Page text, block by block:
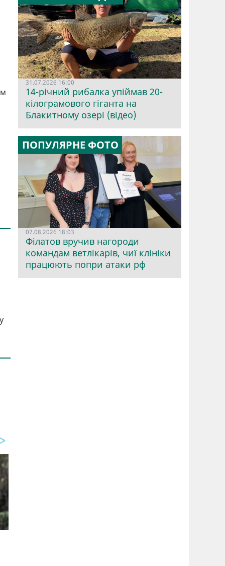
31.07.2026 16:00
14-річний рибалка упіймав 20-
кілограмового гіганта на
Блакитному озері (відео)
ПОПУЛЯРНЕ ФОТО
07.08.2026 18:03
Філатов вручив нагороди
командам ветлікарів, чиї клініки
працюють попри атаки рф